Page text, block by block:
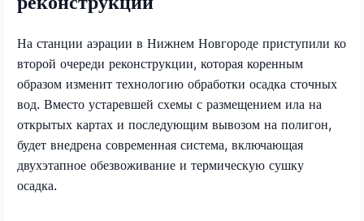
На станции аэрации в Нижнем Новгороде приступили ко
второй очереди реконструкции, которая коренным
образом изменит технологию обработки осадка сточных
вод. Вместо устаревшей схемы с размещением ила на
открытых картах и последующим вывозом на полигон,
будет внедрена современная система, включающая
двухэтапное обезвоживание и термическую сушку
осадка.